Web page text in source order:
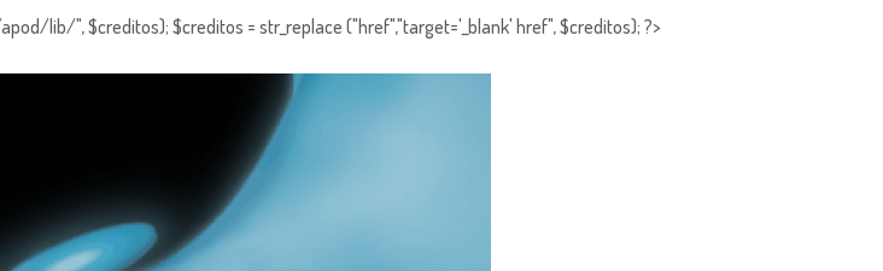
lib/", $creditos); $creditos = str_replace ("href","target='_blank' href", $creditos); ?>